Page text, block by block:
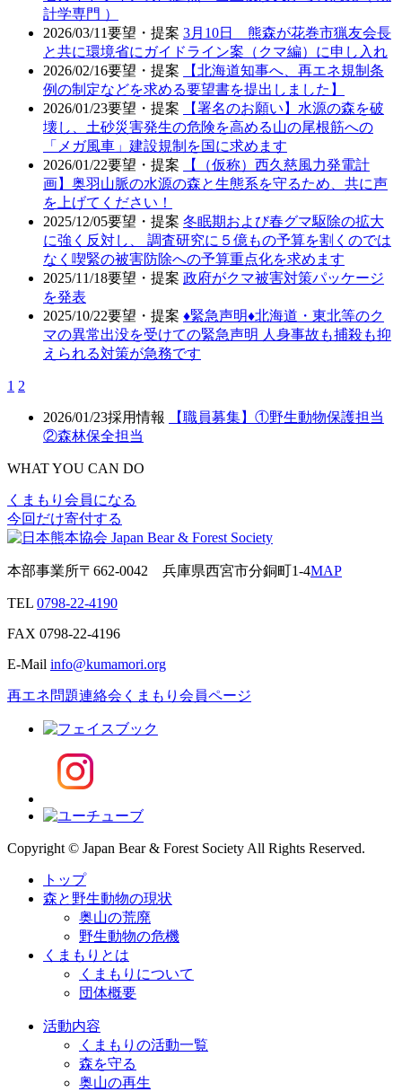
計学専門 ）
2026/03/11要望・提案 3月10日 熊森が花巻市猟友会長
と共に環境省にガイドライン案（クマ編）に申し入れ
2026/02/16要望・提案
【北海道知事へ、再エネ規制条
例の制定などを求める要望書を提出しました】
2026/01/23要望・提案
【署名のお願い】水源の森を破
壊し、土砂災害発生の危険を高める山の尾根筋への
「メガ風車」建設規制を国に求めます
2026/01/22要望・提案
【（仮称）西久慈風力発電計
画】奥羽山脈の水源の森と生態系を守るため、共に声
を上げてください！
2025/12/05要望・提案 冬眠期および春グマ駆除の拡大
に強く反対し、 調査研究に５億もの予算を割くのでは
なく喫緊の被害防除への予算重点化を求めます
2025/11/18要望・提案 政府がクマ被害対策パッケージ
を発表
2025/10/22要望・提案 ♦️緊急声明♦️北海道・東北等のク
マの異常出没を受けての緊急声明 人身事故も捕殺も抑
えられる対策が急務です
1 2
2026/01/23採用情報
【職員募集】①野生動物保護担当
②森林保全担当
WHAT YOU CAN DO
くまもり会員になる
今回だけ寄付する
本部事業所〒662-0042 兵庫県西宮市分銅町1-4MAP
TEL 0798-22-4190
FAX 0798-22-4196
E-Mail info@kumamori.org
再エネ問題連絡会 くまもり会員ページ
Copyright © Japan Bear & Forest Society All Rights Reserved.
トップ
森と野生動物の現状
奥山の荒廃
野生動物の危機
くまもりとは
くまもりについて
団体概要
活動内容
くまもりの活動一覧
森を守る
奥山の再生